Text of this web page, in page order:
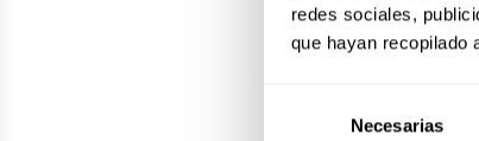
redes sociales,
que hayan recopilado
Necesarias